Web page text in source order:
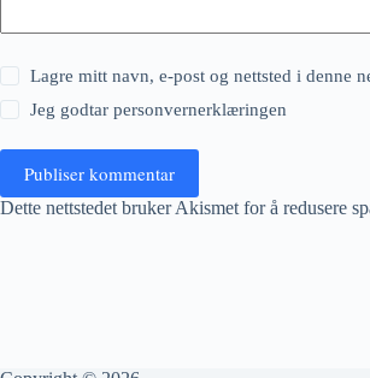
Lagre mitt navn, e-post og nettsted i denne
Jeg godtarpersonvernerklæringen
Publiser kommentar
Dette nettstedet bruker Akismet for å redusere